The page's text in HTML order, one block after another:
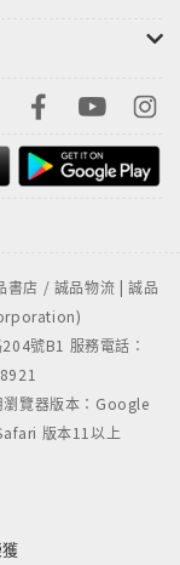
店 / 誠品物流 | 誠品
號B1 服務電話：
瀏覽器版本：Google
版本11以上